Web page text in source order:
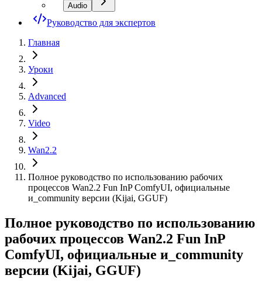
Audio
Руководство для экспертов
Главная
Уроки
Advanced
Video
Wan2.2
Полное руководство по использованию рабочих
процессов Wan2.2 Fun InP ComfyUI, официальные
и_community версии (Kijai, GGUF)
Полное руководство по использованию
рабочих процессов Wan2.2 Fun InP
ComfyUI, официальные и_community
версии (Kijai, GGUF)